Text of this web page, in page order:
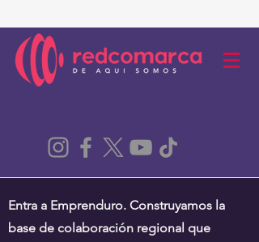
Entra a Emprenduro. Construyamos la
base de colaboración regional que